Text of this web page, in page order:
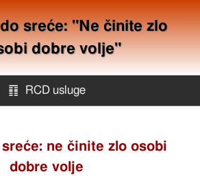
sreće: "Ne činite zlo
dobre volje"
䷖ RCD usluge
Offshore kompanije
sreće: ne činite zlo osobi
dobre volje